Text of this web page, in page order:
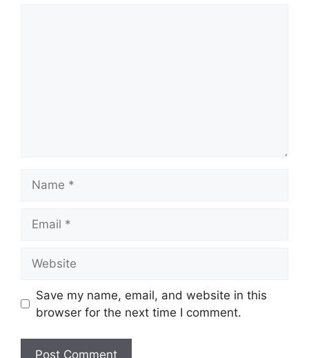
Save my name, email, and website in this
browser for the next time I comment.